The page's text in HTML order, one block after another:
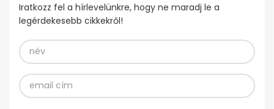
Iratkozz fel a hírlevelünkre, hogy ne maradj le a
legérdekesebb cikkekről!